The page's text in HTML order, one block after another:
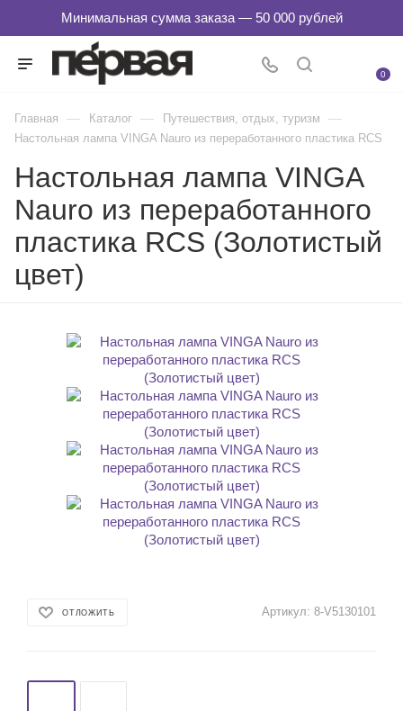
0
Главная — Каталог — Путешествия, отдых, туризм —
Настольная лампа VINGA Nauro из переработанного пластика RCS
Настольная лампа VINGA
Nauro из переработанного
пластика RCS (Золотистый
цвет)
ОТЛОЖИТЬ Артикул: 8-V5130101